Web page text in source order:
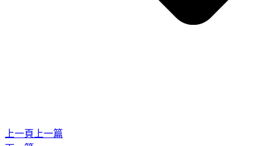
上一頁 上一篇